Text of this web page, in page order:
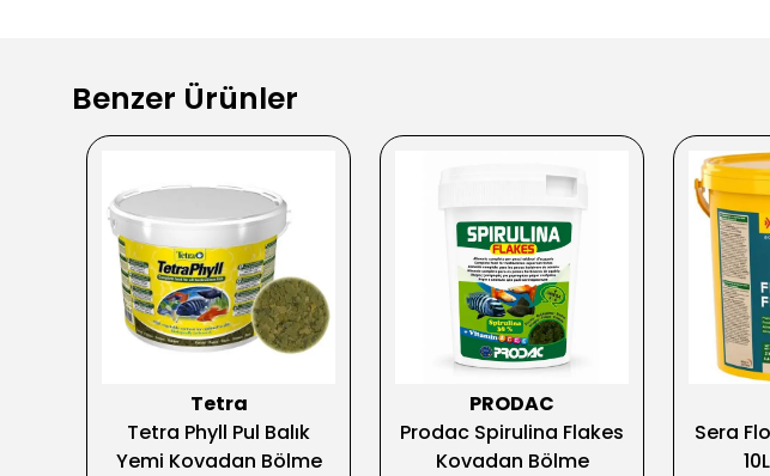
Benzer Ürünler
Tetra
Tetra Phyll Pul Balık
Yemi Kovadan Bölme
PRODAC
Prodac Spirulina Flakes
Kovadan Bölme
Sera